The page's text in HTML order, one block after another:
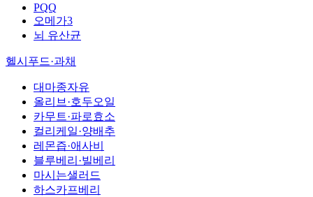
PQQ
오메가3
뇌 유산균
헬시푸드·과채
대마종자유
올리브·호두오일
카무트·파로효소
컬리케일·양배추
레몬즙·애사비
블루베리·빌베리
마시는샐러드
하스카프베리